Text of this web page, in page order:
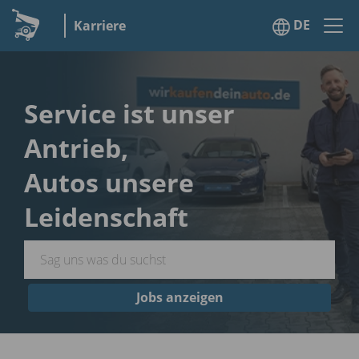
Karriere DE
Service ist unser
Antrieb,
Autos unsere
Leidenschaft
Jobs anzeigen